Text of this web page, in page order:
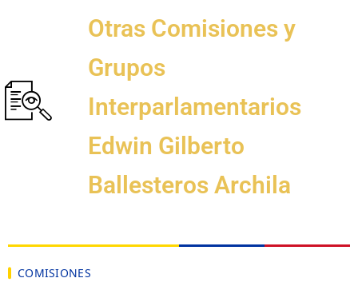
Otras Comisiones y
Grupos
Interparlamentarios
Edwin Gilberto
Ballesteros Archila
COMISIONES